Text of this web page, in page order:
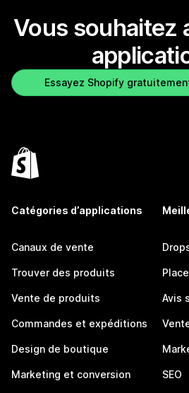
Vous souhaitez
Essayez Shopify
Catégories d’applications
Canaux de vente
Trouver des produits
Vente de produits
Commandes et expéditions
Design de boutique
Marketing et conversion
Avis
SEO